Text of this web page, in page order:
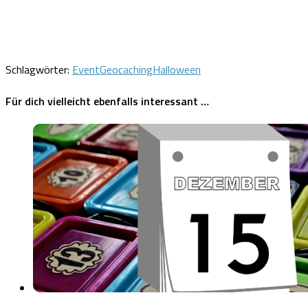
Schlagwörter: EventGeocachingHalloween
Für dich vielleicht ebenfalls interessant …